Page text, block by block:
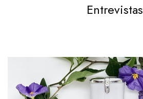
Entrevistas